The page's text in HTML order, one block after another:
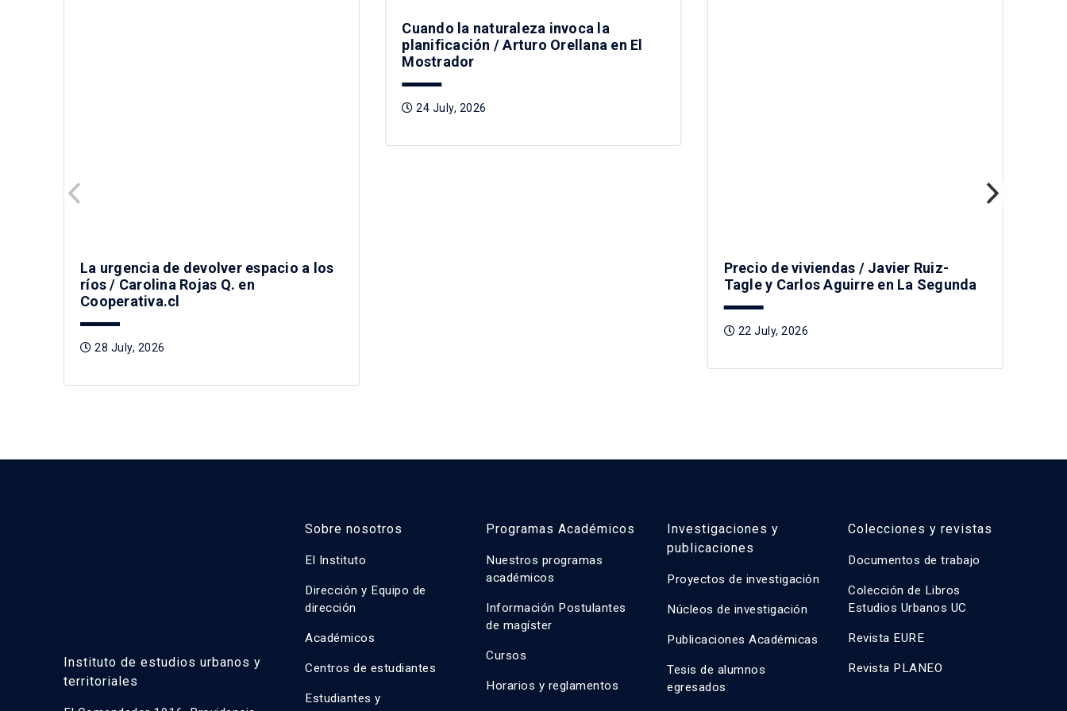
La urgencia de devolver espacio a los
ríos / Carolina Rojas Q. en
Cooperativa.cl
28 July, 2026
Cuando la naturaleza invoca la
planificación / Arturo Orellana en El
Mostrador
24 July, 2026
Precio de viviendas / Javier Ruiz-
Tagle y Carlos Aguirre en La Segunda
22 July, 2026
Instituto de estudios urbanos y
territoriales
Sobre nosotros
El Instituto
Dirección y Equipo de
dirección
Académicos
Centros de estudiantes
Estudiantes y
Programas Académicos
Nuestros programas
académicos
Información Postulantes
de magíster
Cursos
Horarios y reglamentos
Investigaciones y
publicaciones
Proyectos de investigación
Núcleos de investigación
Publicaciones Académicas
Tesis de alumnos
egresados
Colecciones y revistas
Documentos de trabajo
Colección de Libros
Estudios Urbanos UC
Revista EURE
Revista PLANEO